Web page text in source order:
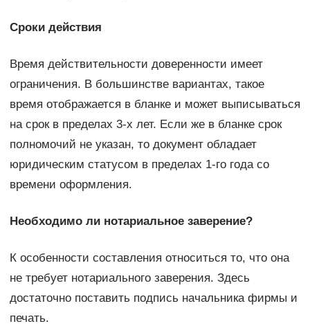
Сроки действия
Время действительности доверенности имеет
ограничения. В большинстве вариантах, такое
время отображается в бланке и может выписываться
на срок в пределах 3-х лет. Если же в бланке срок
полномочий не указан, то документ обладает
юридическим статусом в пределах 1-го года со
времени оформления.
Необходимо ли нотариальное заверение?
К особенности составления относиться то, что она
не требует нотариального заверения. Здесь
достаточно поставить подпись начальника фирмы и
печать.